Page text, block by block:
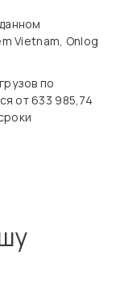
Vietnam, Onlog
по
от 633 985,74